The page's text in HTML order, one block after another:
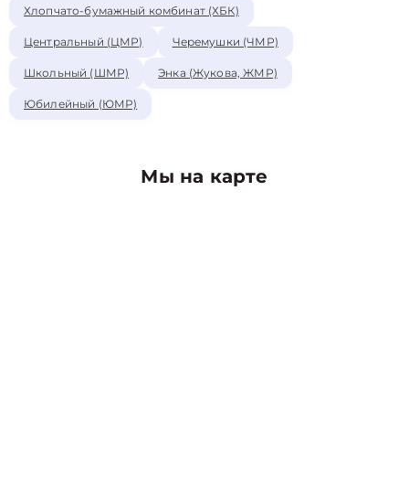
Хлопчато-бумажный комбинат (ХБК)
Центральный (ЦМР) Черемушки (ЧМР)
Школьный (ШМР) Энка (Жукова, ЖМР)
Юбилейный (ЮМР)
Мы на карте